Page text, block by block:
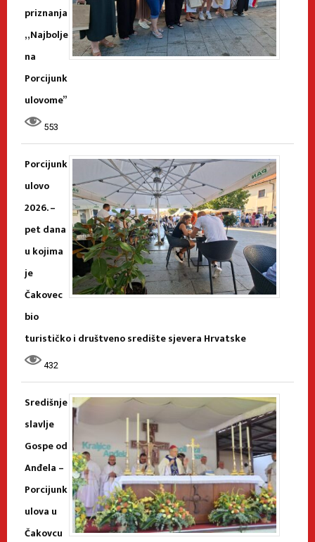
priznanja
„Najbolje
na
Porcijunk
ulovome”
553
Porcijunk
ulovo
2026. –
pet dana
u kojima
je
Čakovec
bio
turističko i društveno središte sjevera Hrvatske
432
Središnje
slavlje
Gospe od
Anđela –
Porcijunk
ulova u
Čakovcu